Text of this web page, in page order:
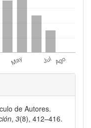
de Autores.
, 3(8), 412–416.